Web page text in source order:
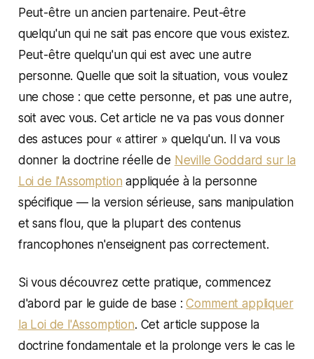
Peut-être un ancien partenaire. Peut-être
quelqu'un qui ne sait pas encore que vous existez.
Peut-être quelqu'un qui est avec une autre
personne. Quelle que soit la situation, vous voulez
une chose : que cette personne, et pas une autre,
soit avec vous. Cet article ne va pas vous donner
des astuces pour « attirer » quelqu'un. Il va vous
donner la doctrine réelle de Neville Goddard sur la
Loi de l'Assomption appliquée à la personne
spécifique — la version sérieuse, sans manipulation
et sans flou, que la plupart des contenus
francophones n'enseignent pas correctement.
Si vous découvrez cette pratique, commencez
d'abord par le guide de base :Comment appliquer
la Loi de l'Assomption. Cet article suppose la
doctrine fondamentale et la prolonge vers le cas le